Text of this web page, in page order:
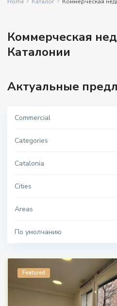
Коммерческая
Каталонии
Актуальные
Commercial
Categories
Catalonia
Cities
Areas
По умолчанию
Featured